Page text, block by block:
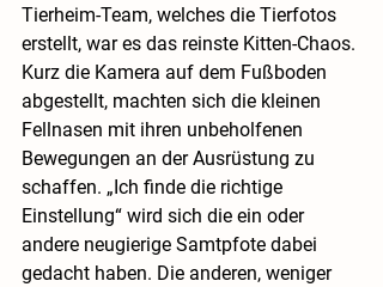
Tierheim-Team, welches die Tierfotos
erstellt, war es das reinste Kitten-Chaos.
Kurz die Kamera auf dem Fußboden
abgestellt, machten sich die kleinen
Fellnasen mit ihren unbeholfenen
Bewegungen an der Ausrüstung zu
schaffen. „Ich finde die richtige
Einstellung“ wird sich die ein oder
andere neugierige Samtpfote dabei
gedacht haben. Die anderen, weniger